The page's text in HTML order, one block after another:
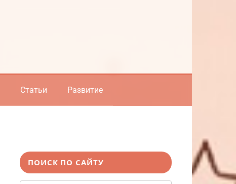
Статьи Развитие
ПОИСК ПО САЙТУ